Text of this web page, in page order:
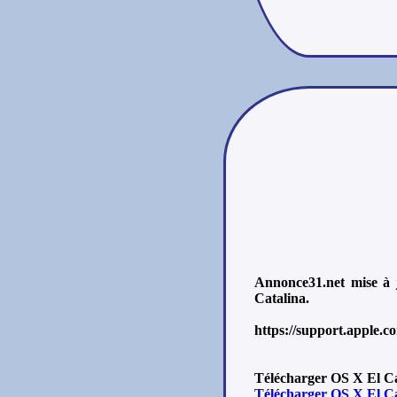
Annonce31.net mise
Catalina.
https://
Télécharger OS X El
Télécharger OS X El